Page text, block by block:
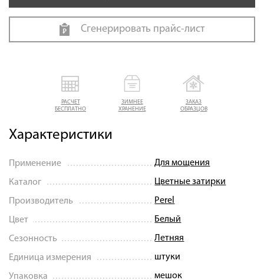
РАСЧЕТ
БЕСПЛАТНО
ЗИМНЕЕ
ХРАНЕНИЕ
ЗАКАЗ
ОБРАЗЦОВ
Характеристики
Применение Для мощения
Каталог Цветные затирки
Производитель Perel
Цвет Белый
Сезонность Летняя
Единица измерения штуки
Упаковка мешок
Сгенерировать прайс-лист